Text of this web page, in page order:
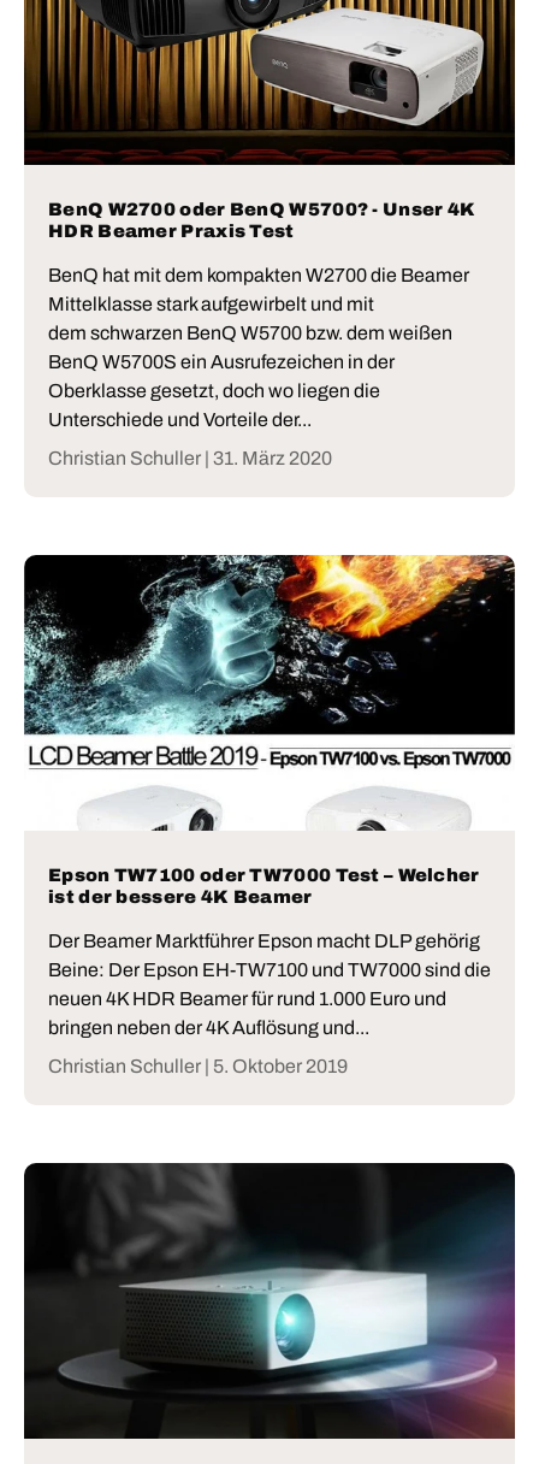
BenQ W2700 oder BenQ W5700? - Unser 4K
HDR Beamer Praxis Test
BenQ hat mit dem kompakten W2700 die Beamer
Mittelklasse stark aufgewirbelt und mit
dem schwarzen BenQ W5700 bzw. dem weißen
BenQ W5700S ein Ausrufezeichen in der
Oberklasse gesetzt, doch wo liegen die
Unterschiede und Vorteile der...
Christian Schuller | 31. März 2020
Epson TW7100 oder TW7000 Test – Welcher
ist der bessere 4K Beamer
Der Beamer Marktführer Epson macht DLP gehörig
Beine: Der Epson EH-TW7100 und TW7000 sind die
neuen 4K HDR Beamer für rund 1.000 Euro und
bringen neben der 4K Auflösung und...
Christian Schuller | 5. Oktober 2019